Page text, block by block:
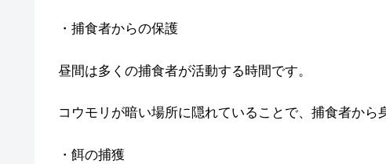
・捕食者からの保護
昼間は多くの捕食者が活動する時間です。
コウモリが暗い場所に隠れていることで、捕食者から
・餌の捕獲